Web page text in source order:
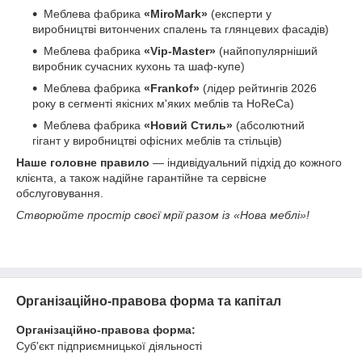
Меблева фабрика «MiroMark» (експерти у
виробництві витончених спалень та глянцевих фасадів)
Меблева фабрика «Vip-Master» (найпопулярніший
виробник сучасних кухонь та шаф-купе)
Меблева фабрика «Frankof» (лідер рейтингів 2026
року в сегменті якісних м'яких меблів та HoReCa)
Меблева фабрика «Новий Стиль» (абсолютний
гігант у виробництві офісних меблів та стільців)
Наше головне правило — індивідуальний підхід до кожного
клієнта, а також надійне гарантійне та сервісне
обслуговування.
Створюйте простір своєї мрії разом із «Нова меблі»!
Організаційно-правова форма та капітал
Організаційно-правова форма:
Суб'єкт підприємницької діяльності